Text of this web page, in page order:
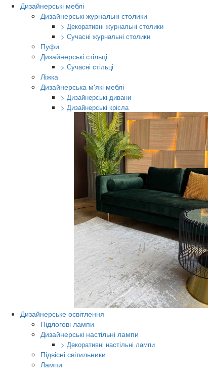
Дизайнерські меблі
Дизайнерські журнальні столики
> Декоративні журнальні столики
> Сучасні журнальні столики
Пуфи
Дизайнерські стільці
> Сучасні стільці
Ліжка
Дизайнерська м'які меблі
> Дизайнерські дивани
> Дизайнерські крісла
Дизайнерське освітлення
Підлогові лампи
Дизайнерські настільні лампи
> Декоративні настільні лампи
Підвісні світильники
Лампи